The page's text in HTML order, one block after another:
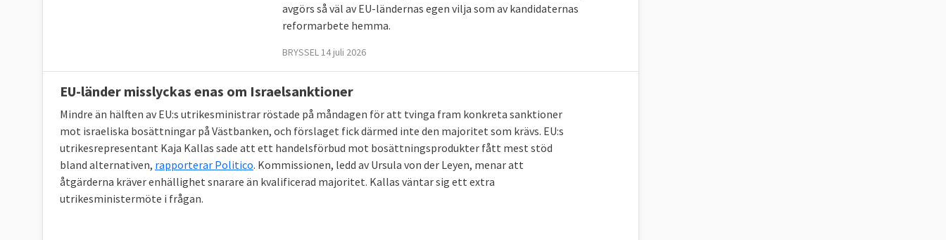
avgörs så väl av EU-ländernas egen vilja som av kandidaternas
reformarbete hemma.
BRYSSEL 14 juli 2026
EU-länder misslyckas enas om Israelsanktioner
Mindre än hälften av EU:s utrikesministrar röstade på måndagen för att tvinga fram konkreta sanktioner
mot israeliska bosättningar på Västbanken, och förslaget fick därmed inte den majoritet som krävs. EU:s
utrikesrepresentant Kaja Kallas sade att ett handelsförbud mot bosättningsprodukter fått mest stöd
bland alternativen, rapporterar Politico. Kommissionen, ledd av Ursula von der Leyen, menar att
åtgärderna kräver enhällighet snarare än kvalificerad majoritet. Kallas väntar sig ett extra
utrikesministermöte i frågan.